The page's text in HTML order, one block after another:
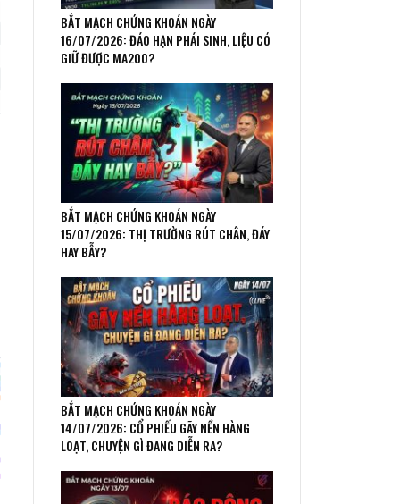
BẮT MẠCH CHỨNG KHOÁN NGÀY
16/07/2026: ĐÁO HẠN PHÁI SINH, LIỆU CÓ
GIỮ ĐƯỢC MA200?
BẮT MẠCH CHỨNG KHOÁN NGÀY
15/07/2026: THỊ TRƯỜNG RÚT CHÂN, ĐÁY
HAY BẪY?
BẮT MẠCH CHỨNG KHOÁN NGÀY
14/07/2026: CỔ PHIẾU GÃY NỀN HÀNG
LOẠT, CHUYỆN GÌ ĐANG DIỄN RA?